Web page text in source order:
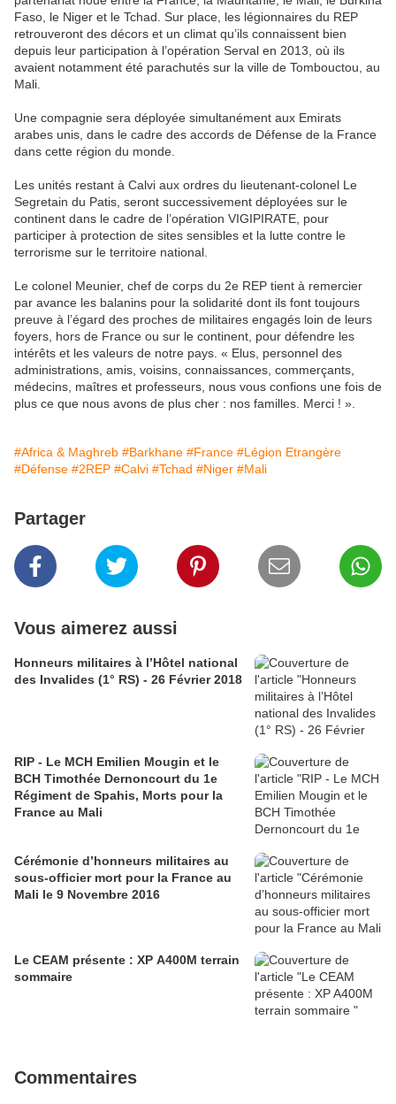
Faso, le Niger et le Tchad. Sur place, les légionnaires du REP
retrouveront des décors et un climat qu’ils connaissent bien
depuis leur participation à l’opération Serval en 2013, où ils
avaient notamment été parachutés sur la ville de Tombouctou, au
Mali.
Une compagnie sera déployée simultanément aux Emirats
arabes unis, dans le cadre des accords de Défense de la France
dans cette région du monde.
Les unités restant à Calvi aux ordres du lieutenant-colonel Le
Segretain du Patis, seront successivement déployées sur le
continent dans le cadre de l’opération VIGIPIRATE, pour
participer à protection de sites sensibles et la lutte contre le
terrorisme sur le territoire national.
Le colonel Meunier, chef de corps du 2e REP tient à remercier
par avance les balanins pour la solidarité dont ils font toujours
preuve à l’égard des proches de militaires engagés loin de leurs
foyers, hors de France ou sur le continent, pour défendre les
intérêts et les valeurs de notre pays. « Elus, personnel des
administrations, amis, voisins, connaissances, commerçants,
médecins, maîtres et professeurs, nous vous confions une fois de
plus ce que nous avons de plus cher : nos familles. Merci ! ».
#Africa & Maghreb #Barkhane #France #Légion Etrangère
#Défense #2REP #Calvi #Tchad #Niger #Mali
Partager
Vous aimerez aussi
Honneurs militaires à l’Hôtel national
des Invalides (1° RS) - 26 Février 2018
RIP - Le MCH Emilien Mougin et le
BCH Timothée Dernoncourt du 1e
Régiment de Spahis, Morts pour la
France au Mali
Cérémonie d’honneurs militaires au
sous-officier mort pour la France au
Mali le 9 Novembre 2016
Le CEAM présente : XP A400M terrain
sommaire
Commentaires